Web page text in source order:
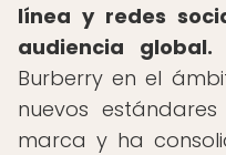
línea y redes
audiencia global.
Burberry en el
nuevos
marca y ha